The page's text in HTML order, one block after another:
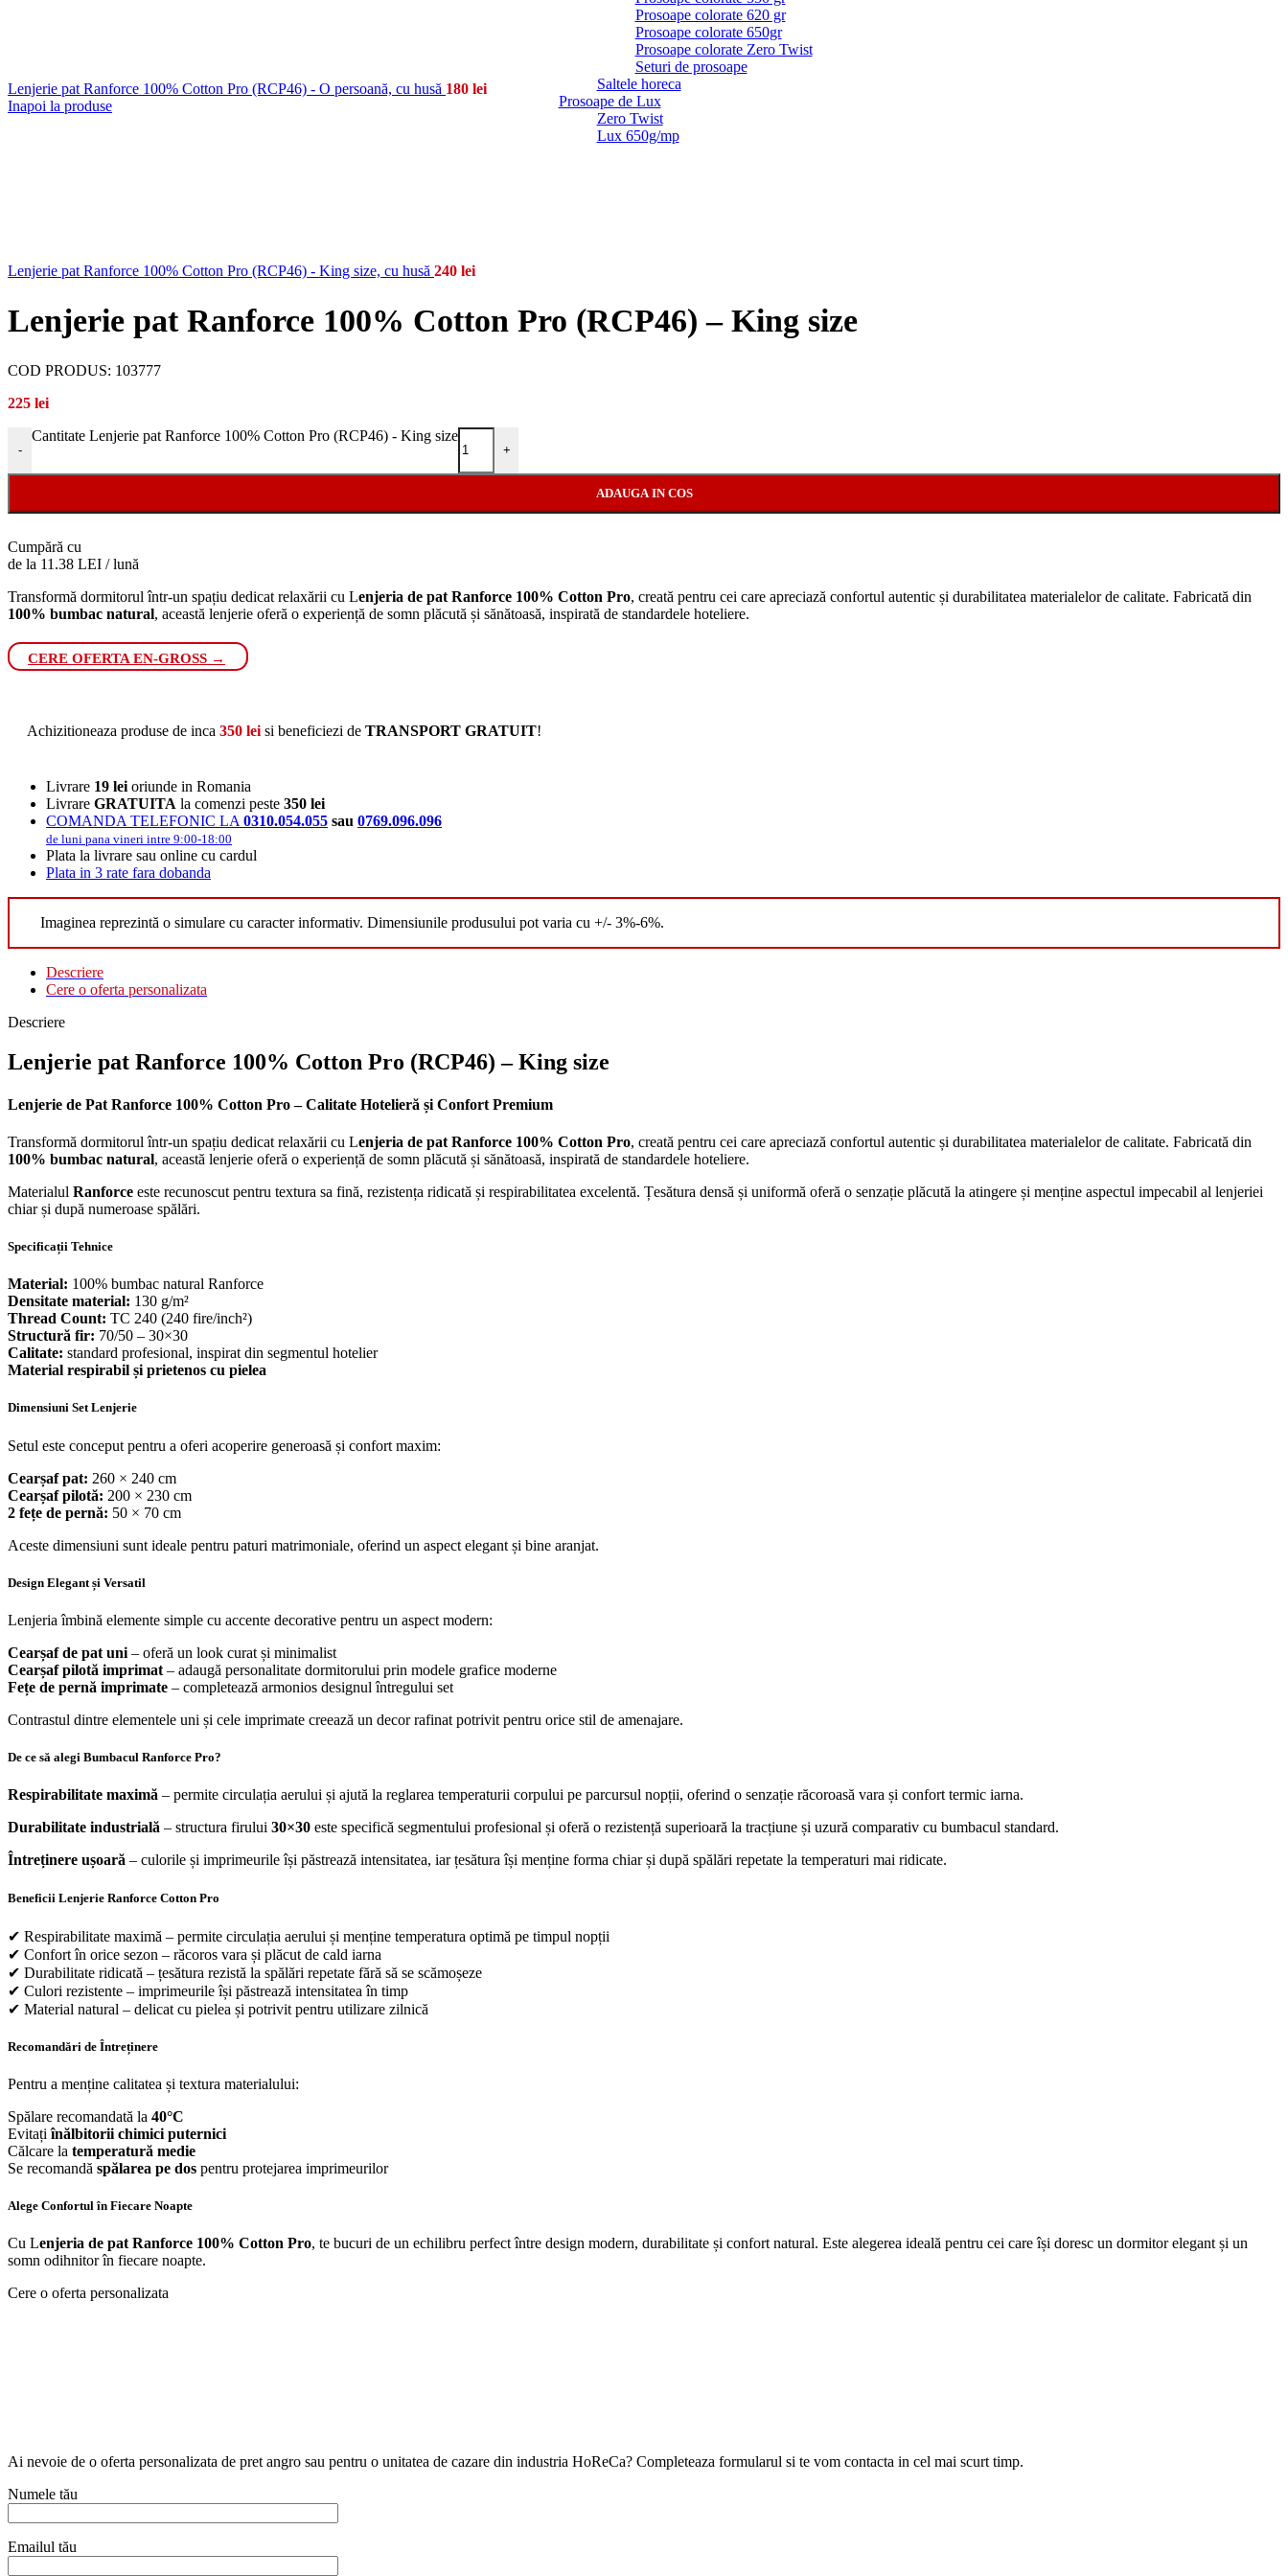
Prosoape colorate 620 gr
Prosoape colorate 650gr
Prosoape colorate Zero Twist
Seturi de prosoape
Saltele horeca
Prosoape de Lux
Zero Twist
Lux 650g/mp
Lenjerie pat Ranforce 100% Cotton Pro (RCP46) - O persoană, cu husă 180 lei
Inapoi la produse
Lenjerie pat Ranforce 100% Cotton Pro (RCP46) - King size, cu husă 240 lei
Lenjerie pat Ranforce 100% Cotton Pro (RCP46) – King size
COD PRODUS: 103777
225 lei
-
Cantitate Lenjerie pat Ranforce 100% Cotton Pro (RCP46) - King size
+
ADAUGA IN COS
Cumpără cu
de la 11.38 LEI / lună
Transformă dormitorul într-un spațiu dedicat relaxării cu Lenjeria de pat Ranforce 100% Cotton Pro, creată pentru cei care apreciază confortul autentic și durabilitatea materialelor de calitate. Fabricată din
100% bumbac natural, această lenjerie oferă o experiență de somn plăcută și sănătoasă, inspirată de standardele hoteliere.
CERE OFERTA EN-GROSS →
Achizitioneaza produse de inca 350 lei si beneficiezi de TRANSPORT GRATUIT!
Livrare 19 lei oriunde in Romania
Livrare GRATUITA la comenzi peste 350 lei
COMANDA TELEFONIC LA 0310.054.055 sau 0769.096.096
de luni pana vineri intre 9:00-18:00
Plata la livrare sau online cu cardul
Plata in 3 rate fara dobanda
Imaginea reprezintă o simulare cu caracter informativ. Dimensiunile produsului pot varia cu +/- 3%-6%.
Descriere
Cere o oferta personalizata
Descriere
Lenjerie pat Ranforce 100% Cotton Pro (RCP46) – King size
Lenjerie de Pat Ranforce 100% Cotton Pro – Calitate Hotelieră și Confort Premium
Transformă dormitorul într-un spațiu dedicat relaxării cu Lenjeria de pat Ranforce 100% Cotton Pro, creată pentru cei care apreciază confortul autentic și durabilitatea materialelor de calitate. Fabricată din
100% bumbac natural, această lenjerie oferă o experiență de somn plăcută și sănătoasă, inspirată de standardele hoteliere.
Materialul Ranforce este recunoscut pentru textura sa fină, rezistența ridicată și respirabilitatea excelentă. Țesătura densă și uniformă oferă o senzație plăcută la atingere și menține aspectul impecabil al lenjeriei
chiar și după numeroase spălări.
Specificații Tehnice
Material: 100% bumbac natural Ranforce
Densitate material: 130 g/m²
Thread Count: TC 240 (240 fire/inch²)
Structură fir: 70/50 – 30×30
Calitate: standard profesional, inspirat din segmentul hotelier
Material respirabil și prietenos cu pielea
Dimensiuni Set Lenjerie
Setul este conceput pentru a oferi acoperire generoasă și confort maxim:
Cearșaf pat: 260 × 240 cm
Cearșaf pilotă: 200 × 230 cm
2 fețe de pernă: 50 × 70 cm
Aceste dimensiuni sunt ideale pentru paturi matrimoniale, oferind un aspect elegant și bine aranjat.
Design Elegant și Versatil
Lenjeria îmbină elemente simple cu accente decorative pentru un aspect modern:
Cearșaf de pat uni – oferă un look curat și minimalist
Cearșaf pilotă imprimat – adaugă personalitate dormitorului prin modele grafice moderne
Fețe de pernă imprimate – completează armonios designul întregului set
Contrastul dintre elementele uni și cele imprimate creează un decor rafinat potrivit pentru orice stil de amenajare.
De ce să alegi Bumbacul Ranforce Pro?
Respirabilitate maximă – permite circulația aerului și ajută la reglarea temperaturii corpului pe parcursul nopții, oferind o senzație răcoroasă vara și confort termic iarna.
Durabilitate industrială – structura firului 30×30 este specifică segmentului profesional și oferă o rezistență superioară la tracțiune și uzură comparativ cu bumbacul standard.
Întreținere ușoară – culorile și imprimeurile își păstrează intensitatea, iar țesătura își menține forma chiar și după spălări repetate la temperaturi mai ridicate.
Beneficii Lenjerie Ranforce Cotton Pro
✔ Respirabilitate maximă – permite circulația aerului și menține temperatura optimă pe timpul nopții
✔ Confort în orice sezon – răcoros vara și plăcut de cald iarna
✔ Durabilitate ridicată – țesătura rezistă la spălări repetate fără să se scămoșeze
✔ Culori rezistente – imprimeurile își păstrează intensitatea în timp
✔ Material natural – delicat cu pielea și potrivit pentru utilizare zilnică
Recomandări de Întreținere
Pentru a menține calitatea și textura materialului:
Spălare recomandată la 40°C
Evitațiînălbitorii chimici puternici
Călcare la temperatură medie
Se recomandă spălarea pe dos pentru protejarea imprimeurilor
Alege Confortul în Fiecare Noapte
Cu Lenjeria de pat Ranforce 100% Cotton Pro, te bucuri de un echilibru perfect între design modern, durabilitate și confort natural. Este alegerea ideală pentru cei care își doresc un dormitor elegant și un
somn odihnitor în fiecare noapte.
Cere o oferta personalizata
Ai nevoie de o oferta personalizata de pret angro sau pentru o unitatea de cazare din industria HoReCa? Completeaza formularul si te vom contacta in cel mai scurt timp.
Numele tău
Emailul tău